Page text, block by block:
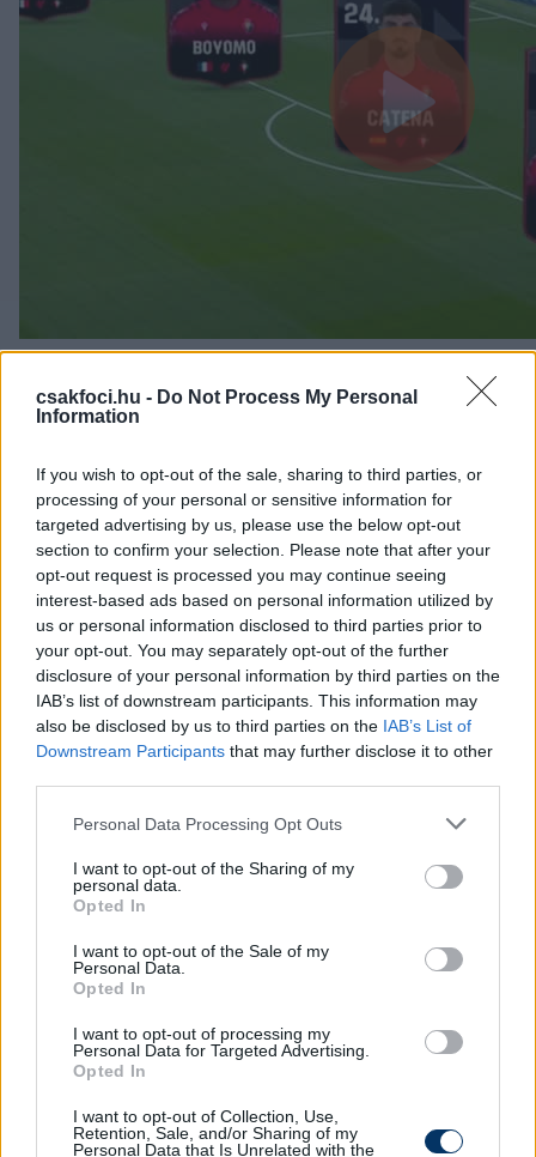
csakfoci.hu - Do Not Process My Personal
Information
If you wish to opt-out of the sale, sharing to third parties, or
processing of your personal or sensitive information for
targeted advertising by us, please use the below opt-out
section to confirm your selection. Please note that after your
opt-out request is processed you may continue seeing
interest-based ads based on personal information utilized by
us or personal information disclosed to third parties prior to
your opt-out. You may separately opt-out of the further
disclosure of your personal information by third parties on the
IAB’s list of downstream participants. This information may
also be disclosed by us to third parties on the IAB’s List of
Downstream Participants that may further disclose it to other
Please note that this website/app uses one or more Google
not limited to your visit or usage behaviour. You may click to
grant or deny consent to Google and its third-party tags to
use your data for below specified purposes in below Google
consent section.
Personal Data Processing Opt Outs
I want to opt-out of the Sharing of my
personal data.
Opted In
I want to opt-out of the Sale of my
Personal Data.
Opted In
I want to opt-out of processing my
Personal Data for Targeted Advertising.
Opted In
I want to opt-out of Collection, Use,
Retention, Sale, and/or Sharing of my
Personal Data that Is Unrelated with the
között legyen a Google-találatokban
Tetszett a cikk? Megosztanád?
Link másolása Email küldés
CÍMKÉK: #SPANYOL FOCI #REAL MADRID
#LA LIGA
#OSASUNA
Autópiac
Volvo Ex30
Szín: Fehér (metál)
15 240 000 Ft
Ford Courier
9 400 000 Ft